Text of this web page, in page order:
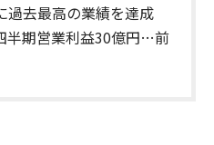
過去最高の業績を達成
半期営業利益30億円…前